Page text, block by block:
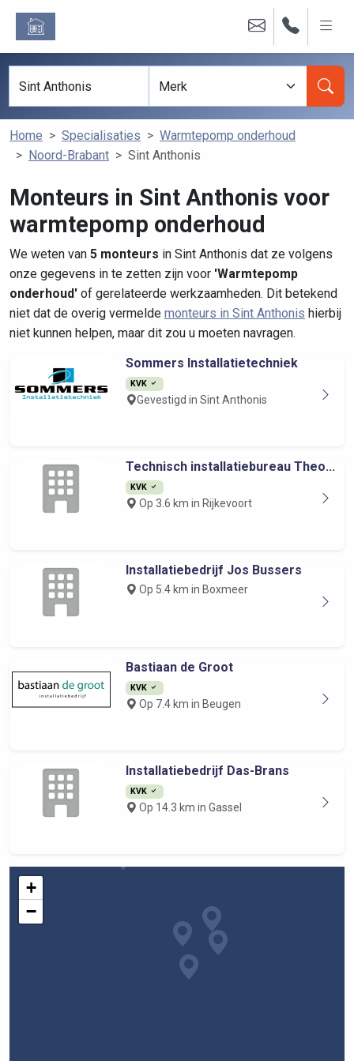
Home Specialisaties
Warmtepomp onderhoud
Noord-Brabant
Sint Anthonis
Monteurs in Sint Anthonis voor
warmtepomp onderhoud
We weten van 5 monteurs in Sint Anthonis dat ze volgens
onze gegevens in te zetten zijn voor 'Warmtepomp
onderhoud' of gerelateerde werkzaamheden. Dit betekend
niet dat de overig vermelde monteurs in Sint Anthonis hierbij
niet kunnen helpen, maar dit zou u moeten navragen.
Sommers Installatietechniek
KVK
Gevestigd in Sint Anthonis
Technisch installatiebureau Theo...
KVK
Op 3.6 km in Rijkevoort
Installatiebedrijf Jos Bussers
Op 5.4 km in Boxmeer
Bastiaan de Groot
KVK
Op 7.4 km in Beugen
Installatiebedrijf Das-Brans
KVK
Op 14.3 km in Gassel
+
−